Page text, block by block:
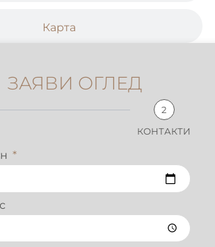
Карта
ЗАЯВИ ОГЛЕД
2
КОНТАКТИ